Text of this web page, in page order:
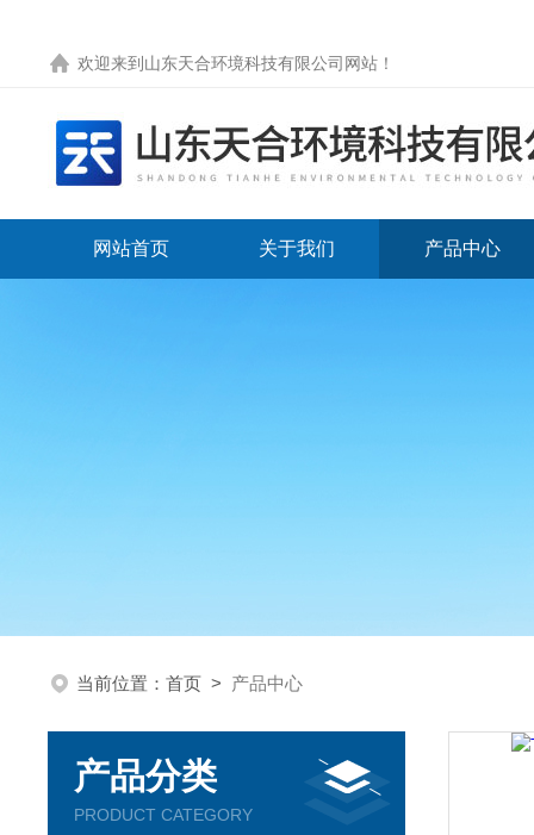
欢迎来到 山东天合环境科技有限公司网站 ！
网站首页 关于我们 产品中心
当前位置： 首页 > 产品中心
产品分类
PRODUCT CATEGORY